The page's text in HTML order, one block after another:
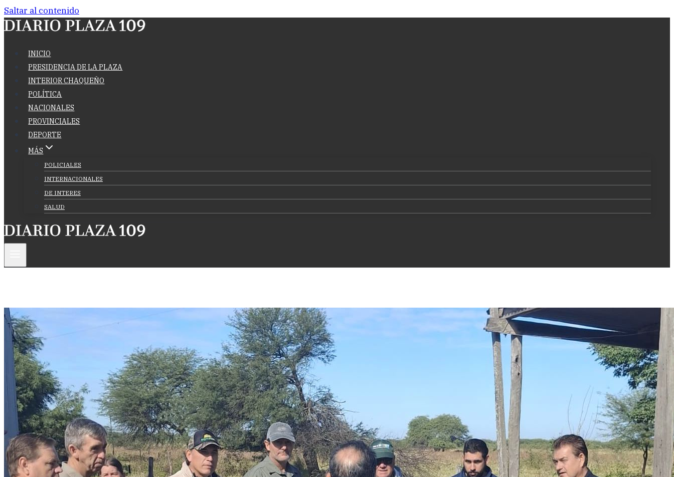
Saltar al contenido
INICIO
PRESIDENCIA DE LA PLAZA
INTERIOR CHAQUEÑO
POLÍTICA
NACIONALES
PROVINCIALES
DEPORTE
MÁS
POLICIALES
INTERNACIONALES
DE INTERES
SALUD